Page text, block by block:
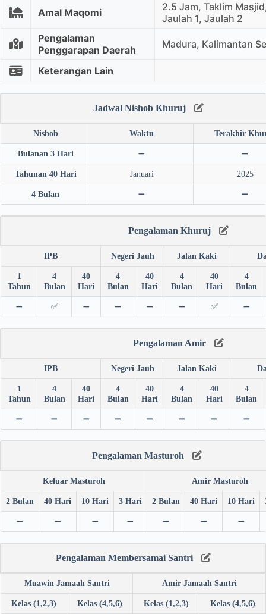
Amal Maqomi
2.5 Jam, Taklim
Jaulah 1, Jaulah 2
Pengalaman
Penggarapan Daerah
Madura, Kalimantan
Keterangan Lain
Jadwal Nishob Khuruj
Nishob Waktu Terakhir
Bulanan 3 Hari ➖ ➖
Tahunan 40 Hari Januari 2025
4 Bulan ➖ ➖
Pengalaman Khuruj
IPB Negeri Jauh Jalan Kaki
1
Tahun
4
Bulan
40
Hari
4
Bulan
40
Hari
4
Bulan
40
Hari
4
Bulan
➖ ✅ ➖ ➖ ➖ ➖ ✅ ➖
Pengalaman Amir
IPB Negeri Jauh Jalan Kaki
1
Tahun
4
Bulan
40
Hari
4
Bulan
40
Hari
4
Bulan
40
Hari
4
Bulan
➖ ➖ ➖ ➖ ➖ ➖ ➖ ➖
Pengalaman Masturoh
Keluar Masturoh Amir Masturoh
2 Bulan 40 Hari 10 Hari 3 Hari 2 Bulan 40 Hari 10 Hari
➖ ➖ ➖ ➖ ➖ ➖ ➖
Pengalaman Membersamai Santri
Muawin Jamaah Santri Amir Jamaah Santri
Kelas (1,2,3) Kelas (4,5,6) Kelas (1,2,3) Kelas (4,5,6)